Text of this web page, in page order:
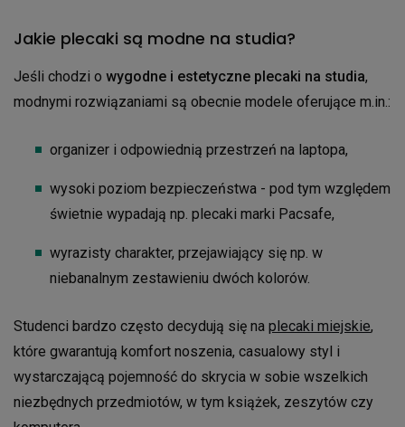
Jakie plecaki są modne na studia?
Jeśli chodzi o wygodne i estetyczne plecaki na studia,
modnymi rozwiązaniami są obecnie modele oferujące m.in.:
organizer i odpowiednią przestrzeń na laptopa,
wysoki poziom bezpieczeństwa - pod tym względem
świetnie wypadają np. plecaki marki Pacsafe,
wyrazisty charakter, przejawiający się np. w
niebanalnym zestawieniu dwóch kolorów.
Studenci bardzo często decydują się na plecaki miejskie,
które gwarantują komfort noszenia, casualowy styl i
wystarczającą pojemność do skrycia w sobie wszelkich
niezbędnych przedmiotów, w tym książek, zeszytów czy